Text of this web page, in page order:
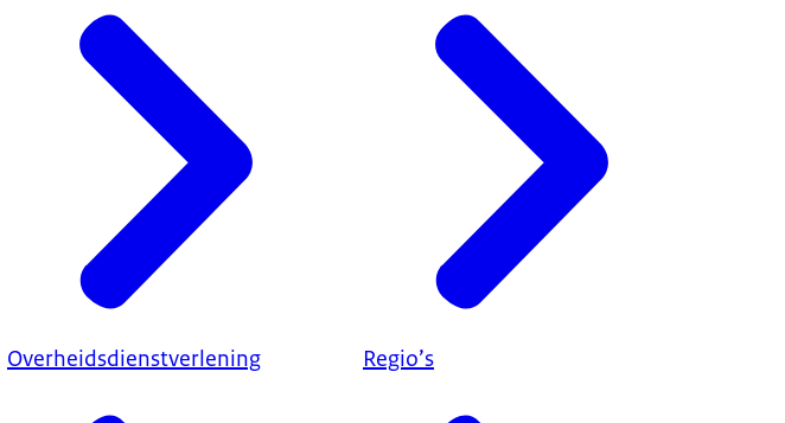
Overheidsdienstverlening Regio’s